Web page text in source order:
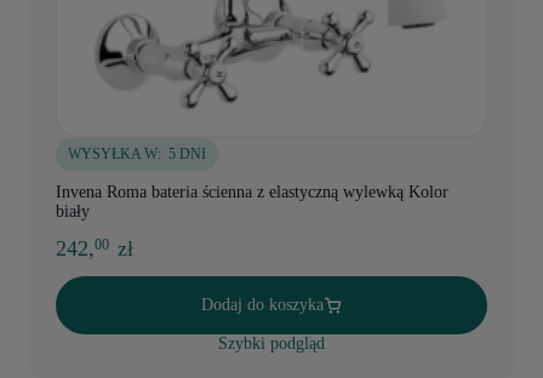
WYSYŁKA W: 5 DNI
Invena Roma bateria ścienna z elastyczną wylewką Kolor
biały
242,00 zł
Dodaj do koszyka
Szybki podgląd